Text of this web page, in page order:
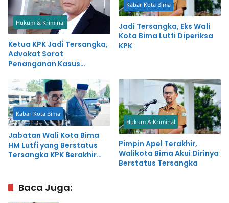
Hukum & Kriminal
Ketua KPK Jadi Tersangka,
Advokat Sorot
Penanganan Kasus
Kabar Kota Bima
Jadi Tersangka, Eks Wali
Kota Bima Lutfi Diperiksa
KPK
Kabar Kota Bima
Jabatan Wali Kota Bima
HM Lutfi yang Berstatus
Tersangka KPK Berakhir
Hukum & Kriminal
Pimpin Apel Terakhir,
Walikota Bima Akui Dirinya
Berstatus Tersangka
Baca Juga: